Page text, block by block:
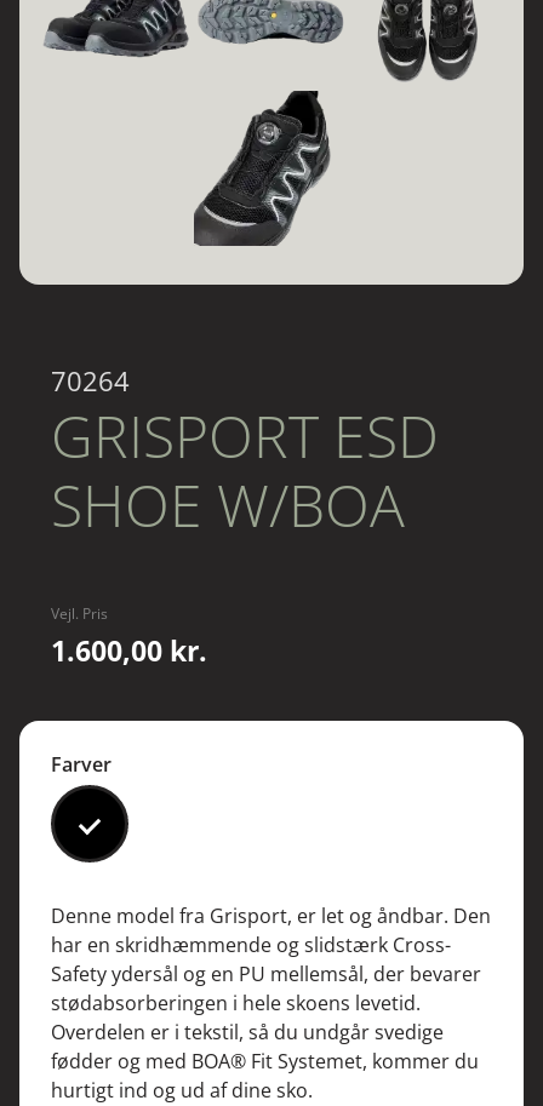
70264
GRISPORT ESD
SHOE W/BOA
Vejl. Pris
1.600,00 kr.
Farver
#000000
Denne model fra Grisport, er let og åndbar. Den
har en skridhæmmende og slidstærk Cross-
Safety ydersål og en PU mellemsål, der bevarer
stødabsorberingen i hele skoens levetid.
Overdelen er i tekstil, så du undgår svedige
fødder og med BOA® Fit Systemet, kommer du
hurtigt ind og ud af dine sko.